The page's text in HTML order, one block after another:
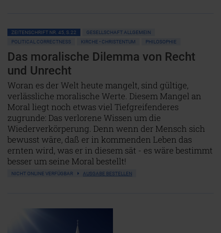
ZEITENSCHRIFT NR. 45, S.22
GESELLSCHAFT ALLGEMEIN
POLITICAL CORRECTNESS
KIRCHE • CHRISTENTUM PHILOSOPHIE
Das moralische Dilemma von Recht
und Unrecht
Woran es der Welt heute mangelt, sind gültige,
verlässliche moralische Werte. Diesem Mangel an
Moral liegt noch etwas viel Tiefgreifenderes
zugrunde: Das verlorene Wissen um die
Wiederverkörperung. Denn wenn der Mensch sich
bewusst wäre, daß er in kommenden Leben das
ernten wird, was er in diesem sät - es wäre bestimmt
besser um seine Moral bestellt!
NICHT ONLINE VERFÜGBAR AUSGABE BESTELLEN